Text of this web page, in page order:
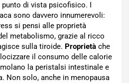
di vista psicofisico. I
sono davvero innumerevoli:
si pensi alle proprietà
metabolismo, grazie al ricco
sulla tiroide. Proprietà che
il consumo delle calorie
la peristalsi intestinale e
Non solo, anche in menopausa